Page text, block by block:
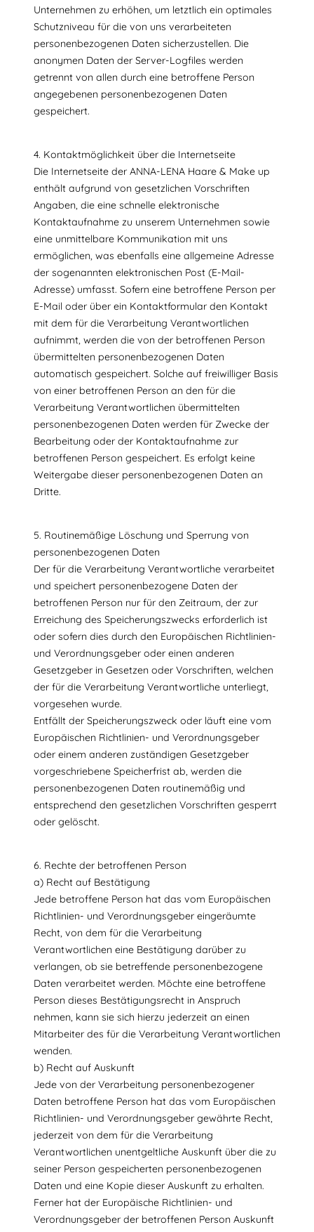
Unternehmen zu erhöhen, um letztlich ein optimales
Schutzniveau für die von uns verarbeiteten
personenbezogenen Daten sicherzustellen. Die
anonymen Daten der Server-Logfiles werden
getrennt von allen durch eine betroffene Person
angegebenen personenbezogenen Daten
gespeichert.
4. Kontaktmöglichkeit über die Internetseite
Die Internetseite der ANNA-LENA Haare & Make up
enthält aufgrund von gesetzlichen Vorschriften
Angaben, die eine schnelle elektronische
Kontaktaufnahme zu unserem Unternehmen sowie
eine unmittelbare Kommunikation mit uns
ermöglichen, was ebenfalls eine allgemeine Adresse
der sogenannten elektronischen Post (E-Mail-
Adresse) umfasst. Sofern eine betroffene Person per
E-Mail oder über ein Kontaktformular den Kontakt
mit dem für die Verarbeitung Verantwortlichen
aufnimmt, werden die von der betroffenen Person
übermittelten personenbezogenen Daten
automatisch gespeichert. Solche auf freiwilliger Basis
von einer betroffenen Person an den für die
Verarbeitung Verantwortlichen übermittelten
personenbezogenen Daten werden für Zwecke der
Bearbeitung oder der Kontaktaufnahme zur
betroffenen Person gespeichert. Es erfolgt keine
Weitergabe dieser personenbezogenen Daten an
Dritte.
5. Routinemäßige Löschung und Sperrung von
personenbezogenen Daten
Der für die Verarbeitung Verantwortliche verarbeitet
und speichert personenbezogene Daten der
betroffenen Person nur für den Zeitraum, der zur
Erreichung des Speicherungszwecks erforderlich ist
oder sofern dies durch den Europäischen Richtlinien-
und Verordnungsgeber oder einen anderen
Gesetzgeber in Gesetzen oder Vorschriften, welchen
der für die Verarbeitung Verantwortliche unterliegt,
vorgesehen wurde.
Entfällt der Speicherungszweck oder läuft eine vom
Europäischen Richtlinien- und Verordnungsgeber
oder einem anderen zuständigen Gesetzgeber
vorgeschriebene Speicherfrist ab, werden die
personenbezogenen Daten routinemäßig und
entsprechend den gesetzlichen Vorschriften gesperrt
oder gelöscht.
6. Rechte der betroffenen Person
a) Recht auf Bestätigung
Jede betroffene Person hat das vom Europäischen
Richtlinien- und Verordnungsgeber eingeräumte
Recht, von dem für die Verarbeitung
Verantwortlichen eine Bestätigung darüber zu
verlangen, ob sie betreffende personenbezogene
Daten verarbeitet werden. Möchte eine betroffene
Person dieses Bestätigungsrecht in Anspruch
nehmen, kann sie sich hierzu jederzeit an einen
Mitarbeiter des für die Verarbeitung Verantwortlichen
wenden.
b) Recht auf Auskunft
Jede von der Verarbeitung personenbezogener
Daten betroffene Person hat das vom Europäischen
Richtlinien- und Verordnungsgeber gewährte Recht,
jederzeit von dem für die Verarbeitung
Verantwortlichen unentgeltliche Auskunft über die zu
seiner Person gespeicherten personenbezogenen
Daten und eine Kopie dieser Auskunft zu erhalten.
Ferner hat der Europäische Richtlinien- und
Verordnungsgeber der betroffenen Person Auskunft